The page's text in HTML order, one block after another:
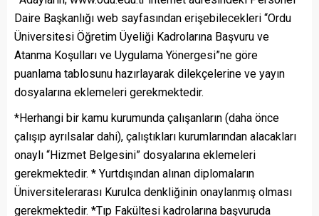
Daire Başkanlığı web sayfasından erişebilecekleri “Ordu
Üniversitesi Öğretim Üyeliği Kadrolarına Başvuru ve
Atanma Koşulları ve Uygulama Yönergesi”ne göre
puanlama tablosunu hazırlayarak dilekçelerine ve yayın
dosyalarına eklemeleri gerekmektedir.
*Herhangi bir kamu kurumunda çalışanların (daha önce
çalışıp ayrılsalar dahi), çalıştıkları kurumlarından alacakları
onaylı “Hizmet Belgesini” dosyalarına eklemeleri
gerekmektedir. * Yurtdışından alınan diplomaların
Üniversitelerarası Kurulca denkliğinin onaylanmış olması
gerekmektedir. *Tıp Fakültesi kadrolarına başvuruda